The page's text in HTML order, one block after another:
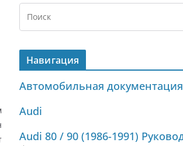
Навигация
Автомобильная документация
Audi